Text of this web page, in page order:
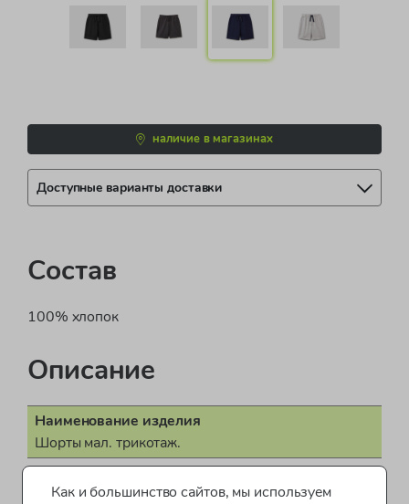
наличие в магазинах
Доступные варианты доставки
Состав
100% хлопок
Описание
Наименование изделия
Шорты мал. трикотаж.
Поставщик
ООО "Бонд стрит"
Как и большинство сайтов, мы используем